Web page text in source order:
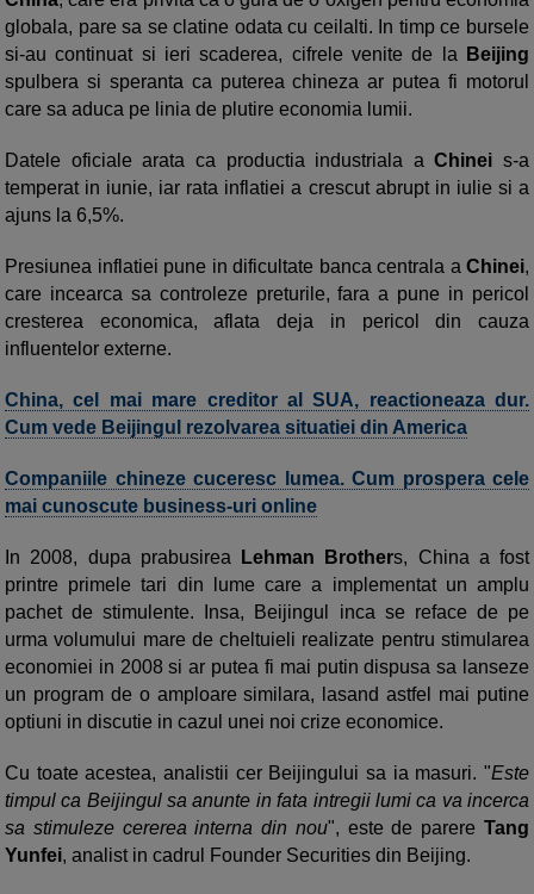
globala, pare sa se clatine odata cu ceilalti. In timp ce bursele
si-au continuat si ieri scaderea, cifrele venite de la
Beijing
spulbera si speranta ca puterea chineza ar putea fi motorul
care sa aduca pe linia de plutire economia lumii.
Datele oficiale arata ca productia industriala aChinei s-a
temperat in iunie, iar rata inflatiei a crescut abrupt in iulie si a
ajuns la 6,5%.
Presiunea inflatiei pune in dificultate banca centrala a Chinei,
care incearca sa controleze preturile, fara a pune in pericol
cresterea economica, aflata deja in pericol din cauza
influentelor externe.
China, cel mai mare creditor al SUA, reactioneaza dur.
Cum vede Beijingul rezolvarea situatiei din America
Companiile chineze cuceresc lumea. Cum prospera cele
mai cunoscute business-uri online
In 2008, dupa prabusirea Lehman Brothers, China a fost
printre primele tari din lume care a implementat un amplu
pachet de stimulente. Insa, Beijingul inca se reface de pe
urma volumului mare de cheltuieli realizate pentru stimularea
economiei in 2008 si ar putea fi mai putin dispusa sa lanseze
un program de o amploare similara, lasand astfel mai putine
optiuni in discutie in cazul unei noi crize economice.
Cu toate acestea, analistii cer Beijingului sa ia masuri. "Este
timpul ca Beijingul sa anunte in fata intregii lumi ca va incerca
sa stimuleze cererea interna din nou", este de parere Tang
Yunfei, analist in cadrul Founder Securities din Beijing.